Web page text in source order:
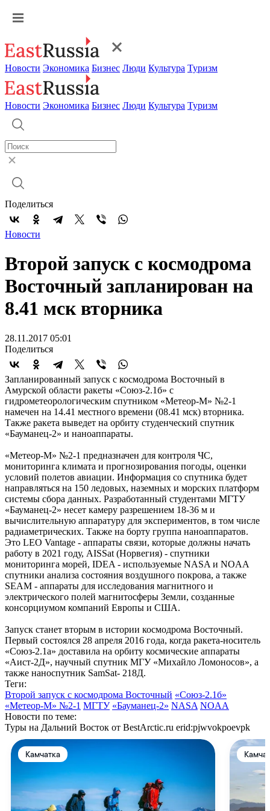
Новости Экономика Бизнес Люди Культура Туризм
Новости Экономика Бизнес Люди Культура Туризм
Поделиться
Новости
Второй запуск с космодрома
Восточный запланирован на
8.41 мск вторника
28.11.2017 05:01
Поделиться
Запланированный запуск с космодрома Восточный в
Амурской области ракеты «Союз-2.1б» с
гидрометеорологическим спутником «Метеор-М» №2-1
намечен на 14.41 местного времени (08.41 мск) вторника.
Также ракета выведет на орбиту студенческий спутник
«Бауманец-2» и наноаппараты.
«Метеор-М» №2-1 предназначен для контроля ЧС,
мониторинга климата и прогнозирования погоды, оценки
условий полетов авиации. Информация со спутника будет
направляться на 150 ледовых, наземных и морских платформ
системы сбора данных. Разработанный студентами МГТУ
«Бауманец-2» несет камеру разрешением 18-36 м и
вычислительную аппаратуру для экспериментов, в том числе
радиаметрических. Также на борту группа наноаппаратов.
Это LEO Vantage - аппараты связи, которые должны начать
работу в 2021 году, AISSat (Норвегия) - спутники
мониторинга морей, IDEA - используемые NASA и NOAA
спутники анализа состояния воздушного покрова, а также
SEAM - аппараты для исследования магнитного и
электрического полей магнитосферы Земли, созданные
консорциумом компаний Европы и США.
Запуск станет вторым в истории космодрома Восточный.
Первый состоялся 28 апреля 2016 года, когда ракета-носитель
«Союз-2.1а» доставила на орбиту космические аппараты
«Аист-2Д», научный спутник МГУ «Михайло Ломоносов», а
также наноспутник SamSat- 218Д.
Теги:
Второй запуск с космодрома Восточный «Союз-2.1б»
«Метеор-М» №2-1 МГТУ «Бауманец-2» NASA NOAA
Новости по теме:
Туры на Дальний Восток от BestArctic.ru erid:pjwvokpoevpk